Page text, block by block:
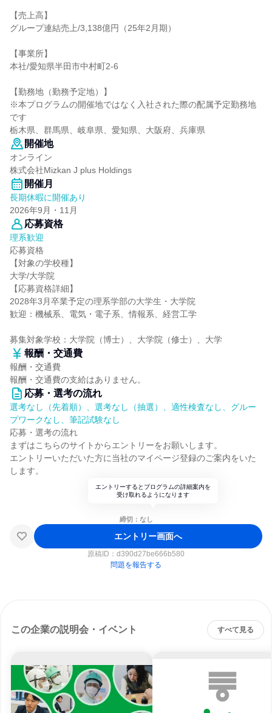
【売上高】
グループ連結売上/3,138億円（25年2月期）
【事業所】
本社/愛知県半田市中村町2-6
【勤務地（勤務予定地）】
※本プログラムの開催地ではなく入社された際の配属予定勤務地
です
栃木県、群馬県、岐阜県、愛知県、大阪府、兵庫県
開催地
オンライン
株式会社Mizkan J plus Holdings
開催月
長期休暇に開催あり
2026年9月・11月
応募資格
理系歓迎
応募資格
【対象の学校種】
大学/大学院
【応募資格詳細】
2028年3月卒業予定の理系学部の大学生・大学院
歓迎：機械系、電気・電子系、情報系、経営工学
募集対象学校：大学院（博士）、大学院（修士）、大学
報酬・交通費
報酬・交通費
報酬・交通費の支給はありません。
応募・選考の流れ
選考なし（先着順）、選考なし（抽選）、適性検査なし、グルー
プワークなし、筆記試験なし
応募・選考の流れ
まずはこちらのサイトからエントリーをお願いします。
エントリーいただいた方に当社のマイページ登録のご案内をいた
します。
エントリーするとプログラムの詳細案内を
受け取れるようになります
締切：なし
エントリー画面へ
原稿ID： d390d27be666b580
問題を報告する
この企業の説明会・イベント すべて見る